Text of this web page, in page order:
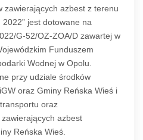
zawierających azbest z terenu
jest dotowane na
G-52/OZ-ZOA/D zawartej w
Funduszem
Wodnej w Opolu.
przy udziale środków
oraz Gminy Reńska Wieś i
oraz
azbest
Reńska Wieś.